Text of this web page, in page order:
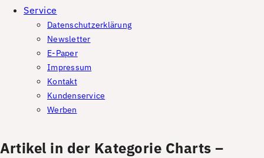
Service
Datenschutzerklärung
Newsletter
E-Paper
Impressum
Kontakt
Kundenservice
Werben
Artikel in der Kategorie Charts –